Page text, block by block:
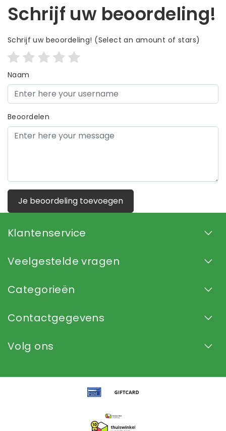
Schrijf uw beoordeling!
Schrijf uw beoordeling! (Select an amount of stars)
Naam
Beoordelen
Je beoordeling toevoegen
Klantenservice
Veelgestelde vragen
Categorieën
Contactgegevens
Volg ons